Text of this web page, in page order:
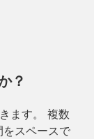
？
ます。 複数
スペースで